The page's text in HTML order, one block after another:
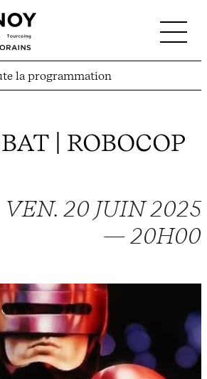
la programmation
| ROBOCOP
VEN. 20 JUIN 2025
— 20H00